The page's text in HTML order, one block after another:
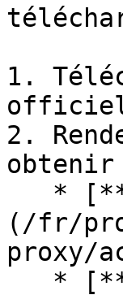
1.
2.
obtenir
(/fr/
proxy/